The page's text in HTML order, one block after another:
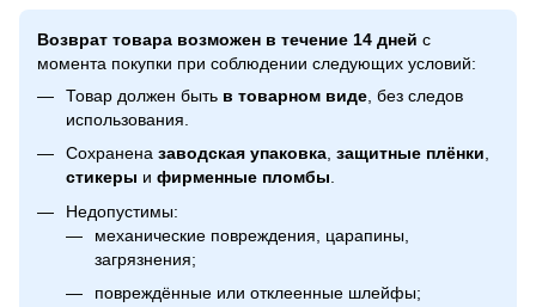
Возврат товара возможен в течение 14 дней с
момента покупки при соблюдении следующих условий:
Товар должен быть в товарном виде , без следов
использования.
Сохранена заводская упаковка, защитные плёнки,
стикеры и фирменные пломбы.
Недопустимы:
механические повреждения, царапины,
загрязнения;
повреждённые или отклеенные шлейфы;